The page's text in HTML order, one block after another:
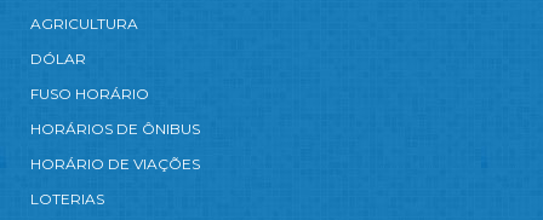
AGRICULTURA
DÓLAR
FUSO HORÁRIO
HORÁRIOS DE ÔNIBUS
HORÁRIO DE VIAÇÕES
LOTERIAS